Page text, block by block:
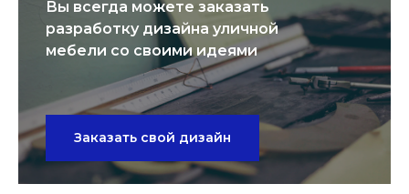
Вы всегда можете заказать
разработку дизайна уличной
мебели со своими идеями
Заказать свой дизайн